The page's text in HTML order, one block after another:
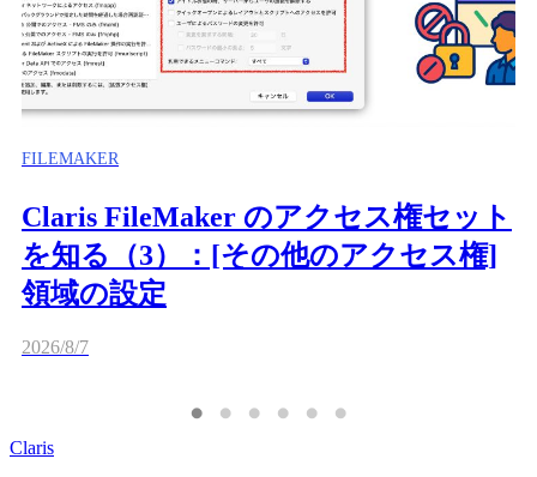
FILEMAKER
Claris FileMaker のアクセス権セット
を知る（3）：[その他のアクセス権]
領域の設定
2026/8/7
Claris